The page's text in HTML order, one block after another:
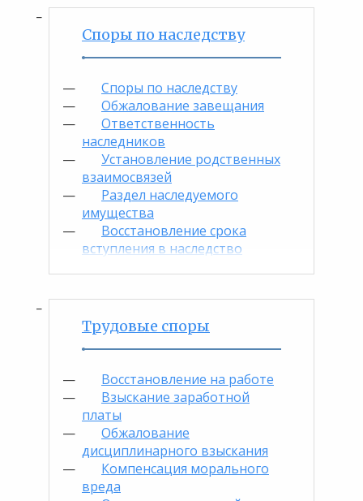
Споры по наследству
Споры по наследству
Обжалование завещания
Ответственность
наследников
Установление родственных
взаимосвязей
Раздел наследуемого
имущества
Восстановление срока
вступления в наследство
Трудовые споры
Восстановление на работе
Взыскание заработной
платы
Обжалование
дисциплинарного взыскания
Компенсация морального
вреда